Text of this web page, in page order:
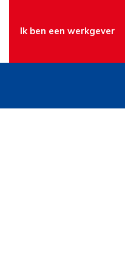
Ik ben een werkgever